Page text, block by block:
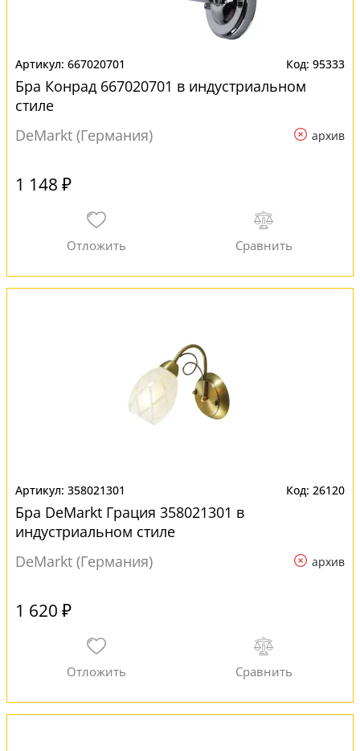
667020701 95333
Бра Конрад 667020701 в индустриальном
стиле
DeMarkt (Германия)
архив
1 148 ₽
358021301 26120
Бра DeMarkt Грация 358021301 в
индустриальном стиле
DeMarkt (Германия)
архив
1 620 ₽